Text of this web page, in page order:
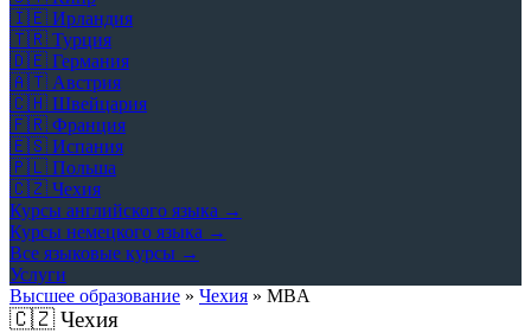
🇮🇪 Ирландия
🇹🇷 Турция
🇩🇪 Германия
🇦🇹 Австрия
🇨🇭 Швейцария
🇫🇷 Франция
🇪🇸 Испания
🇵🇱 Польша
🇨🇿 Чехия
Курсы английского языка →
Курсы немецкого языка →
Все языковые курсы →
Услуги
Высшее образование » Чехия » MBA
🇨🇿Чехия